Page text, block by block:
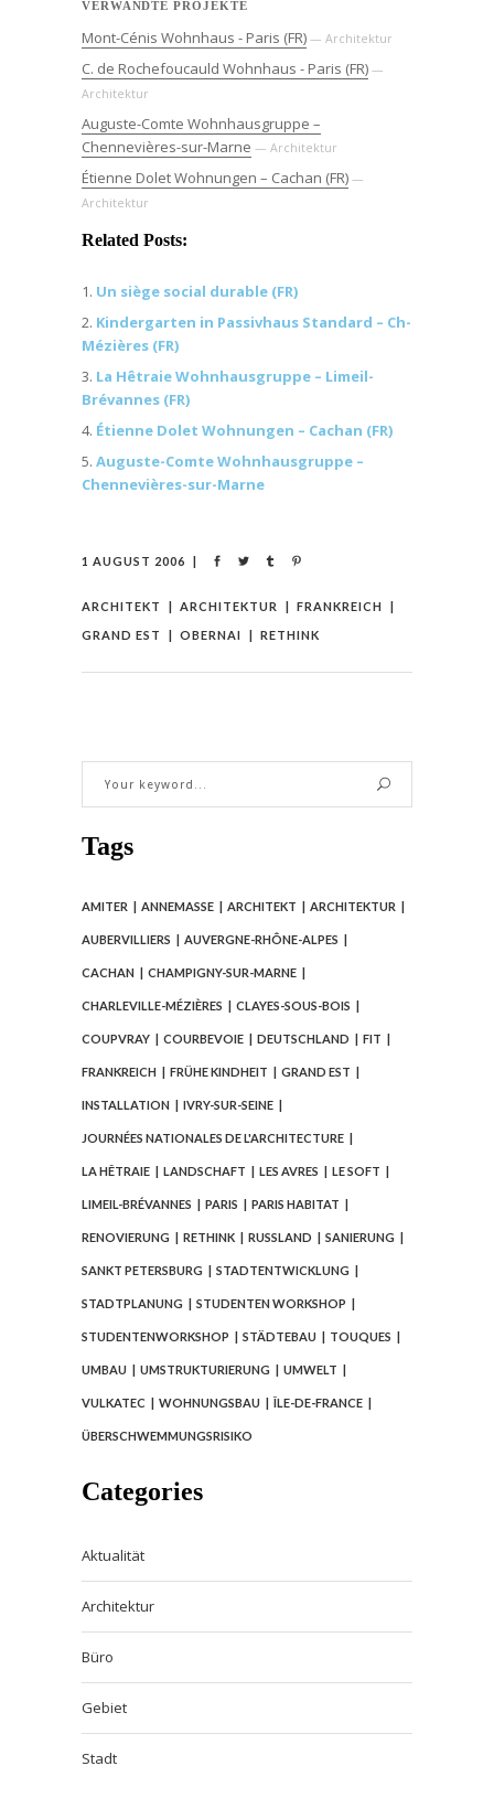
VERWANDTE PROJEKTE
Mont-Cénis Wohnhaus - Paris (FR) — Architektur
C. de Rochefoucauld Wohnhaus - Paris (FR) —
Architektur
Auguste-Comte Wohnhausgruppe –
Chennevières-sur-Marne — Architektur
Étienne Dolet Wohnungen – Cachan (FR) —
Architektur
Related Posts:
Un siège social durable (FR)
Kindergarten in Passivhaus Standard – Ch-
Mézières (FR)
La Hêtraie Wohnhausgruppe – Limeil-
Brévannes (FR)
Étienne Dolet Wohnungen – Cachan (FR)
Auguste-Comte Wohnhausgruppe –
Chennevières-sur-Marne
1 AUGUST 2006
ARCHITEKT ARCHITEKTUR
FRANKREICH
GRAND EST
OBERNAI RETHINK
Tags
AMITER ANNEMASSE ARCHITEKT ARCHITEKTUR
AUBERVILLIERS AUVERGNE-RHÔNE-ALPES
CACHAN CHAMPIGNY-SUR-MARNE
CHARLEVILLE-MÉZIÈRES CLAYES-SOUS-BOIS
COUPVRAY COURBEVOIE DEUTSCHLAND FIT
FRANKREICH FRÜHE KINDHEIT GRAND EST
INSTALLATION IVRY-SUR-SEINE
JOURNÉES NATIONALES DE L'ARCHITECTURE
LA HÊTRAIE LANDSCHAFT LES AVRES LE SOFT
LIMEIL-BRÉVANNES PARIS PARIS HABITAT
RENOVIERUNG RETHINK RUSSLAND SANIERUNG
SANKT PETERSBURG STADTENTWICKLUNG
STADTPLANUNG STUDENTEN WORKSHOP
STUDENTENWORKSHOP STÄDTEBAU TOUQUES
UMBAU UMSTRUKTURIERUNG UMWELT
VULKATEC WOHNUNGSBAU ÎLE-DE-FRANCE
ÜBERSCHWEMMUNGSRISIKO
Categories
Aktualität
Architektur
Büro
Gebiet
Stadt